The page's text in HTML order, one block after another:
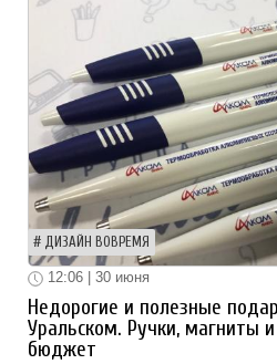
ДИЗАЙН ВОВРЕМЯ
12:06 | 30 июня
Недорогие и полезные
Уральском. Ручки, магниты
бюджет